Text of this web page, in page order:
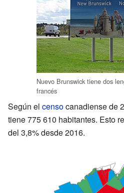
Nuevo Brunswick tiene dos
francés
Según el censocanadiense de
tiene 775 610 habitantes. Esto
del 3,8% desde 2016.